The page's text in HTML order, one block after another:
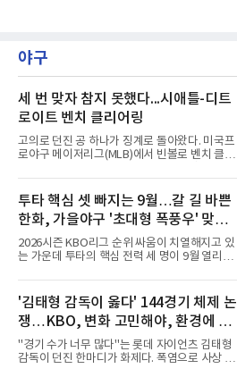
홀에서 경기하고 있다.
야구
세 번 맞자 참지 못했다...시애틀-디트
로이트 벤치 클리어링
고의로 던진 공 하나가 징계로 돌아왔다. 미국프
로야구 메이저리그(MLB)에서 빈볼로 벤치 클리
이저리그 사무국은 7일(한국시간) 시애틀 매리
너스 불펜 투수 게이브 스파이어에게 3경기, 댄
윌슨 감독에게 1경기 출장 금지 처분을 내렸다.
두 사람에게는 공개되지 않은 벌금도 부과됐다.
발단은 전날 경기였다. 미국 워싱턴주 시애틀 T
모바일 파크에서 열린 디트로이트 타이거스전 8
회초, 2사 후 등판한 스파이어가 글라이버 토레
맞았던 디트로이트 선수들은 분을 참지 못하고
그라운드로 뛰쳐나왔다.심판
투타 핵심 셋 빠지는 9월…갈 길 바쁜
한화, 가을야구 '초대형 폭풍우' 맞는
다?
2026시즌 KBO리그 순위 싸움이 치열해지고 있
는 가운데 투타의 핵심 전력 세 명이 9월 열리는
화 이글스에 거센 폭풍우가 강타할 것으로 보인
다.이번 아시안게임 한국 야구대표팀에 타선의
중심인 거포 노시환과 문현빈이 승선한 데 이어,
대만 야구협회의 최종 엔트리 발표를 통해 아시
아 쿼터 최고의 히트작이자 선발진의 중추인 좌
완 에이스 왕옌청까지 차출이 확정되었다. 팀 공
격의 핵과 마운드의 핵심 자원들이 단 한꺼번에
'김태형 감독이 옳다' 144경기 체제 논
쟁…KBO, 변화 고민해야, 환경에 맞
는 경기 수가 바람직
"경기 수가 너무 많다"는 롯데 자이언츠 김태형
감독이 던진 한마디가 화제다. 폭염으로 사상 초